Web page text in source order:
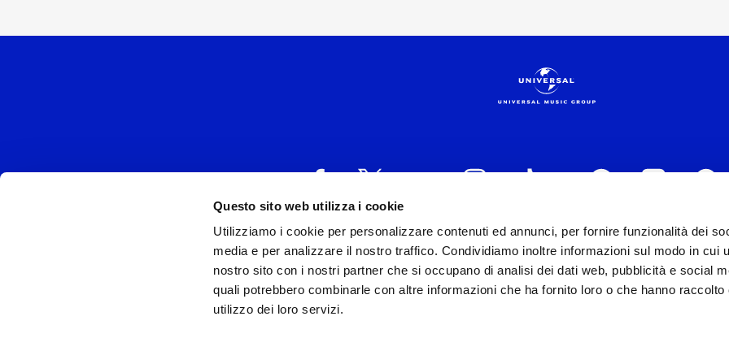
Questo sito web utilizza i cookie
Utilizziamo i cookie per personalizzare contenuti ed annunci, per fornire funzionalità dei
media e per analizzare il nostro traffico. Condividiamo inoltre informazioni sul modo in cui
nostro sito con i nostri partner che si occupano di analisi dei dati web, pubblicità e social
quali potrebbero combinarle con altre informazioni che ha fornito loro o che hanno raccolto
utilizzo dei loro servizi.
UNIVERSAL MUSIC ITALIA s.r.l. (Società con unico socio) | Via Nervesa,
P.IVA IT03802730154 Iscritta al REA di Milano con il numero 966135 in
Capitale sociale Euro 2.000.000 interamente versato.
Universal Music Italia, nel rispetto delle best practices in tema di corporate compliance ed al fine di
si è dotata di un modello di gestione e organizzazione ex d.lgs. 231/2001 e